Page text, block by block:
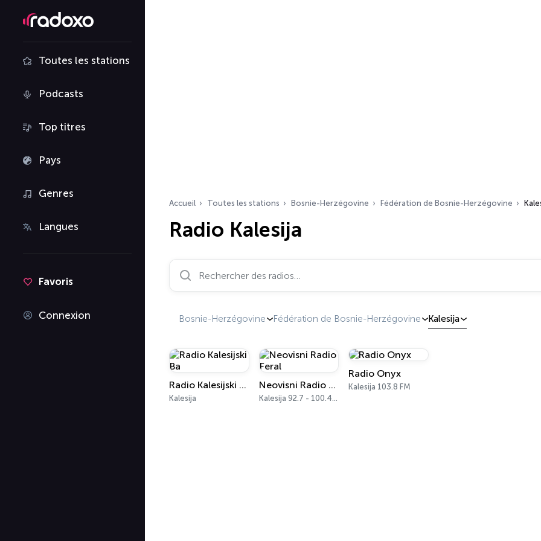
Toutes les stations
Podcasts
Top titres
Pays
Genres
Langues
Favoris
Connexion
Accueil Toutes les stations Bosnie-Herzégovine Fédération de Bosnie-Herzégovine
Radio Kalesija
Rechercher des radios…
Bosnie-Herzégovine Fédération de Bosnie-Herzégovine Kalesija
Radio Kalesijski Ba
Kalesija
Neovisni Radio Feral
Kalesija 92.7 - 100.4 FM
Radio Onyx
Kalesija 103.8 FM